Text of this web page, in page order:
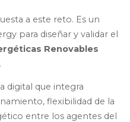
a este reto. Es un
para diseñar y validar el
Renovables
digital que integra
flexibilidad de la
entre los agentes del